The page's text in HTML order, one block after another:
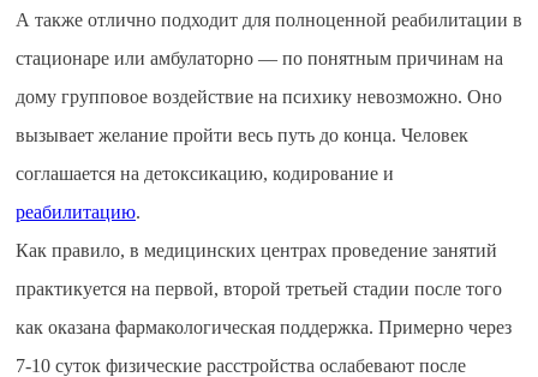
А также отлично подходит для полноценной реабилитации в
стационаре или амбулаторно — по понятным причинам на
дому групповое воздействие на психику невозможно. Оно
вызывает желание пройти весь путь до конца. Человек
соглашается на детоксикацию, кодирование и
реабилитацию.
Как правило, в медицинских центрах проведение занятий
практикуется на первой, второй третьей стадии после того
как оказана фармакологическая поддержка. Примерно через
7-10 суток физические расстройства ослабевают после